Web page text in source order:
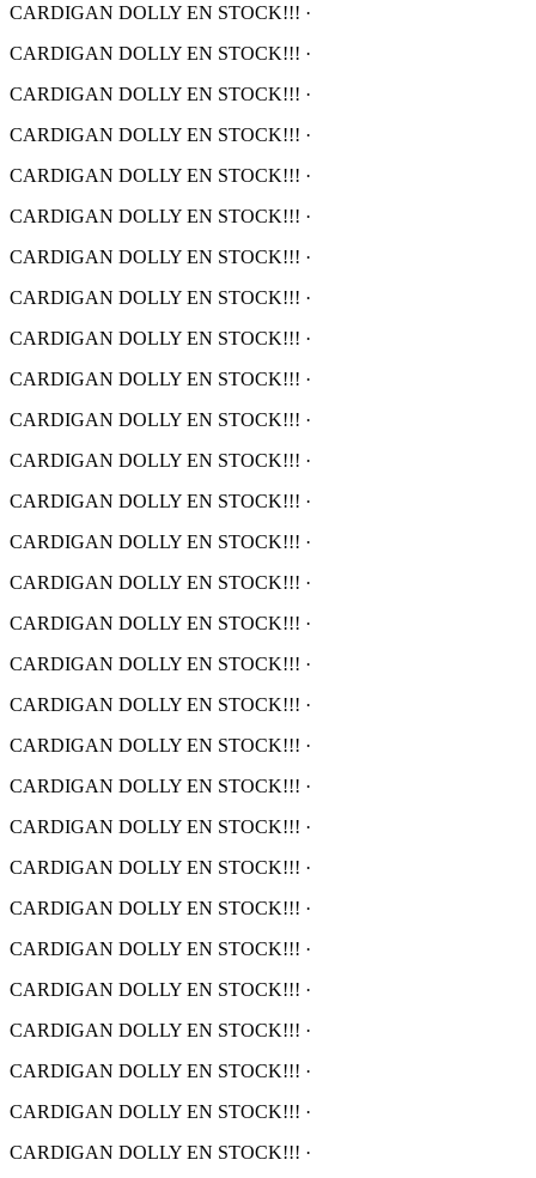
CARDIGAN DOLLY EN STOCK!!! ·
CARDIGAN DOLLY EN STOCK!!! ·
CARDIGAN DOLLY EN STOCK!!! ·
CARDIGAN DOLLY EN STOCK!!! ·
CARDIGAN DOLLY EN STOCK!!! ·
CARDIGAN DOLLY EN STOCK!!! ·
CARDIGAN DOLLY EN STOCK!!! ·
CARDIGAN DOLLY EN STOCK!!! ·
CARDIGAN DOLLY EN STOCK!!! ·
CARDIGAN DOLLY EN STOCK!!! ·
CARDIGAN DOLLY EN STOCK!!! ·
CARDIGAN DOLLY EN STOCK!!! ·
CARDIGAN DOLLY EN STOCK!!! ·
CARDIGAN DOLLY EN STOCK!!! ·
CARDIGAN DOLLY EN STOCK!!! ·
CARDIGAN DOLLY EN STOCK!!! ·
CARDIGAN DOLLY EN STOCK!!! ·
CARDIGAN DOLLY EN STOCK!!! ·
CARDIGAN DOLLY EN STOCK!!! ·
CARDIGAN DOLLY EN STOCK!!! ·
CARDIGAN DOLLY EN STOCK!!! ·
CARDIGAN DOLLY EN STOCK!!! ·
CARDIGAN DOLLY EN STOCK!!! ·
CARDIGAN DOLLY EN STOCK!!! ·
CARDIGAN DOLLY EN STOCK!!! ·
CARDIGAN DOLLY EN STOCK!!! ·
CARDIGAN DOLLY EN STOCK!!! ·
CARDIGAN DOLLY EN STOCK!!! ·
CARDIGAN DOLLY EN STOCK!!! ·